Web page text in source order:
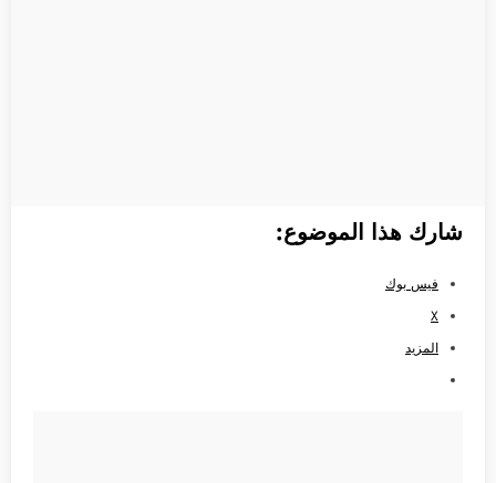
شارك هذا الموضوع:
فيس بوك
X
المزيد